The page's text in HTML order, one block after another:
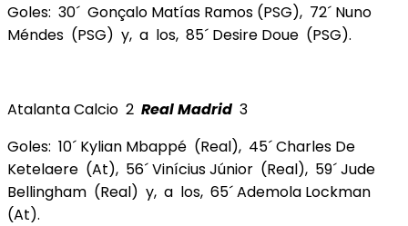
Goles: 30´ Gonçalo Matías Ramos (PSG), 72´ Nuno
Méndes (PSG) y, a los, 85´ Desire Doue (PSG).
Atalanta Calcio 2 Real Madrid 3
Goles: 10´ Kylian Mbappé (Real), 45´ Charles De
Ketelaere (At), 56´ Vinícius Júnior (Real), 59´ Jude
Bellingham (Real) y, a los, 65´ Ademola Lockman
(At).